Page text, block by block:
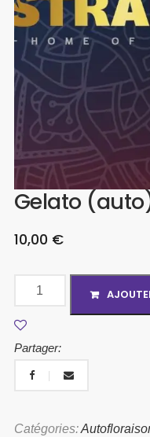
Gelato
10,00 €
Partager:
Catégories: